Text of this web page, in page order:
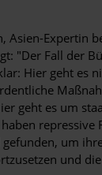
Asien-Expertin
"Der Fall der
Hier geht es
geht es um
repressive
um
und